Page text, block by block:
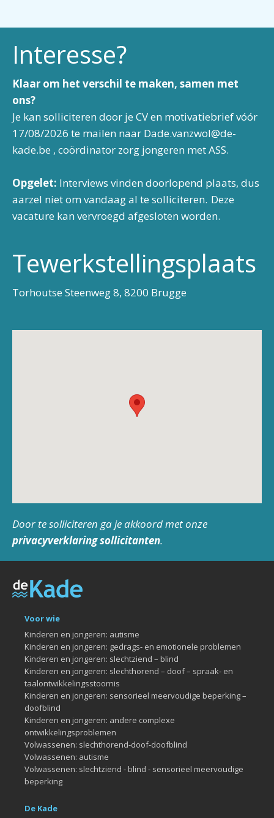
Interesse?
Klaar om het verschil te maken, samen met
ons?
Je kan solliciteren door je CV en motivatiebrief vóór
17/08/2026 te mailen naar Dade.vanzwol@de-
kade.be , coördinator zorg jongeren met ASS.
Opgelet: Interviews vinden doorlopend plaats, dus
aarzel niet om vandaag al te solliciteren. Deze
vacature kan vervroegd afgesloten worden.
Tewerkstellingsplaats
Torhoutse Steenweg 8, 8200 Brugge
Door te solliciteren ga je akkoord met onze
privacyverklaring sollicitanten.
Voor wie
Kinderen en jongeren: autisme
Kinderen en jongeren: gedrags- en emotionele problemen
Kinderen en jongeren: slechtziend – blind
Kinderen en jongeren: slechthorend – doof – spraak- en
taalontwikkelingsstoornis
Kinderen en jongeren: sensorieel meervoudige beperking –
doofblind
Kinderen en jongeren: andere complexe
ontwikkelingsproblemen
Volwassenen: slechthorend-doof-doofblind
Volwassenen: autisme
Volwassenen: slechtziend - blind - sensorieel meervoudige
beperking
De Kade